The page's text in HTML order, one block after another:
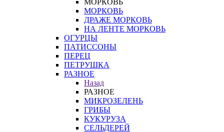
МОРКОВЬ
МОРКОВЬ
ДРАЖЕ МОРКОВЬ
НА ЛЕНТЕ МОРКОВЬ
ОГУРЦЫ
ПАТИССОНЫ
ПЕРЕЦ
ПЕТРУШКА
РАЗНОЕ
Назад
РАЗНОЕ
МИКРОЗЕЛЕНЬ
ГРИБЫ
КУКУРУЗА
СЕЛЬДЕРЕЙ